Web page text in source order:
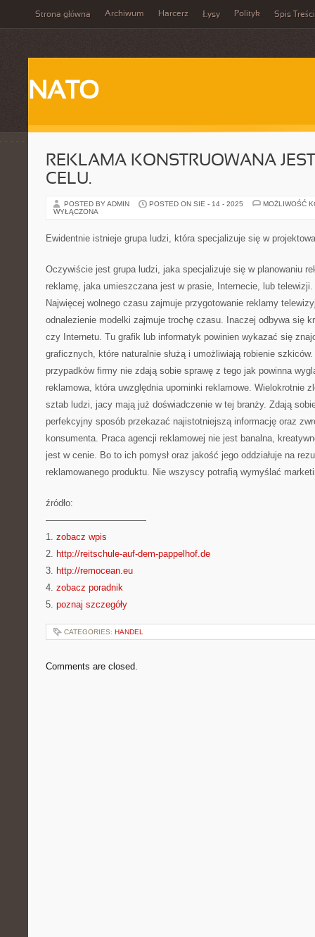
Strona główna Archiwum Harcerz Łysy Polityk Spis Treści
NATO
REKLAMA KONSTRUOWANA
CELU.
POSTED BY ADMIN POSTED ON SIE - 14 - 2025
MOŻLIWOŚĆ
WYŁĄCZONA
Ewidentnie istnieje grupa ludzi, która specjalizuje się w
Oczywiście jest grupa ludzi, jaka specjalizuje się w planowaniu
reklamę, jaka umieszczana jest w prasie, Internecie, lub
Najwięcej wolnego czasu zajmuje przygotowanie reklamy
odnalezienie modelki zajmuje trochę czasu. Inaczej odbywa się
czy Internetu. Tu grafik lub informatyk powinien wykazać się
graficznych, które naturalnie służą i umożliwiają robienie
przypadków firmy nie zdają sobie sprawę z tego jak powinna
reklamowa, która uwzględnia upominki reklamowe. Wielokrotnie
sztab ludzi, jacy mają już doświadczenie w tej branży. Zdają
perfekcyjny sposób przekazać najistotniejszą informację oraz
konsumenta. Praca agencji reklamowej nie jest banalna,
jest w cenie. Bo to ich pomysł oraz jakość jego oddziałuje na
reklamowanego produktu. Nie wszyscy potrafią wymyślać
źródło:
———————————
1. zobacz wpis
2. http://reitschule-auf-dem-pappelhof.de
3. http://remocean.eu
4. zobacz poradnik
5. poznaj szczegóły
CATEGORIES: HANDEL
Comments are closed.